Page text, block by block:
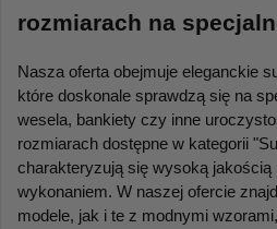
rozmiarach na
Nasza oferta obejmuje eleganckie
które doskonale sprawdzą się na
wesela, bankiety czy inne
rozmiarach dostępne w kategorii
charakteryzują się wysoką jakością
wykonaniem. W naszej ofercie
modele, jak i te z modnymi